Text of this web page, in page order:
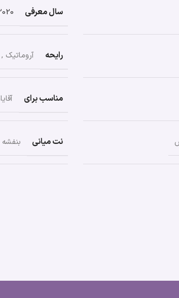
سال معرفی
رایحه آروماتیک ,
مناسب برای
نت میانی بنفشه